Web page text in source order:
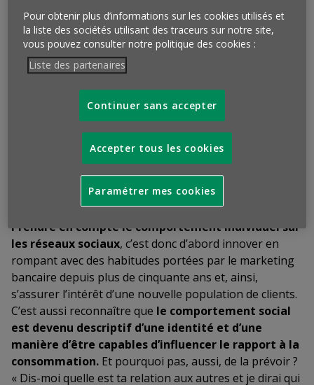
Qu’en penser ?
Traditionnellement exprimé par des critères socio-
professionnels, complétés par la prise en compte d’un
« score » fondé sur un historique d’endettement, le
ciblage bancaire peut être occasionnellement nuancé
par des critères relevant d’un mode de vie (divorce,
déménagement, changement de banque…), rarement
par un style de vie et encore plus rarement par des
comportements sur les réseaux sociaux. Or, il existe
beaucoup de personnes solvables et fiables sans
historique de crédit, la plupart ayant moins de 35 ans…
Prendre en comptele comportement individuel sur
les réseaux sociaux, c’est donc d’abord innover en
rompant avec des habitudes portées par le marketing
bancaire depuis plus de cinquante ans et, ainsi,
s’assurer l’intérêt d’une nouvelle population de clients.
C’est aussi reconnaître que le comportement social
est devenu descriptif d’une identité et d’une
manière d’être capables d’influencer le rapport à la
consommation. Et pourquoi pas, aussi, de la prévoir ?
« Dis-moi quelle est ta relation aux autres et je dirai qui
Pour obtenir plus d’informations sur les cookies utilisés et
la liste des sociétés utilisant des traceurs sur notre site,
vous pouvez consulter notre politique des cookies :
Liste des partenaires
Continuer sans accepter
Accepter tous les cookies
Paramétrer mes cookies